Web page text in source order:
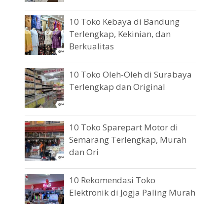
10 Toko Kebaya di Bandung
Terlengkap, Kekinian, dan
Berkualitas
10 Toko Oleh-Oleh di Surabaya
Terlengkap dan Original
10 Toko Sparepart Motor di
Semarang Terlengkap, Murah
dan Ori
10 Rekomendasi Toko
Elektronik di Jogja Paling Murah